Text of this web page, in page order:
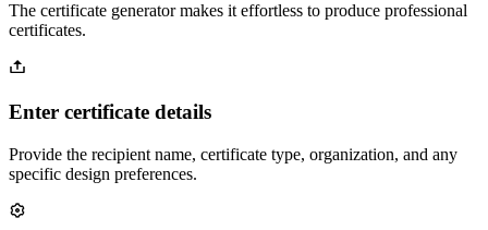
The certificate generator makes it effortless to produce professional
certificates.
Enter certificate details
Provide the recipient name, certificate type, organization, and any
specific design preferences.